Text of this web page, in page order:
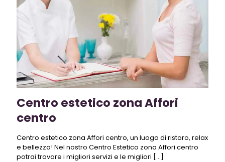
Centro estetico zona Affori
centro
Centro estetico zona Affori centro, un luogo di ristoro, relax
e bellezza! Nel nostro Centro Estetico zona Affori centro
potrai trovare i migliori servizi e le migliori […]